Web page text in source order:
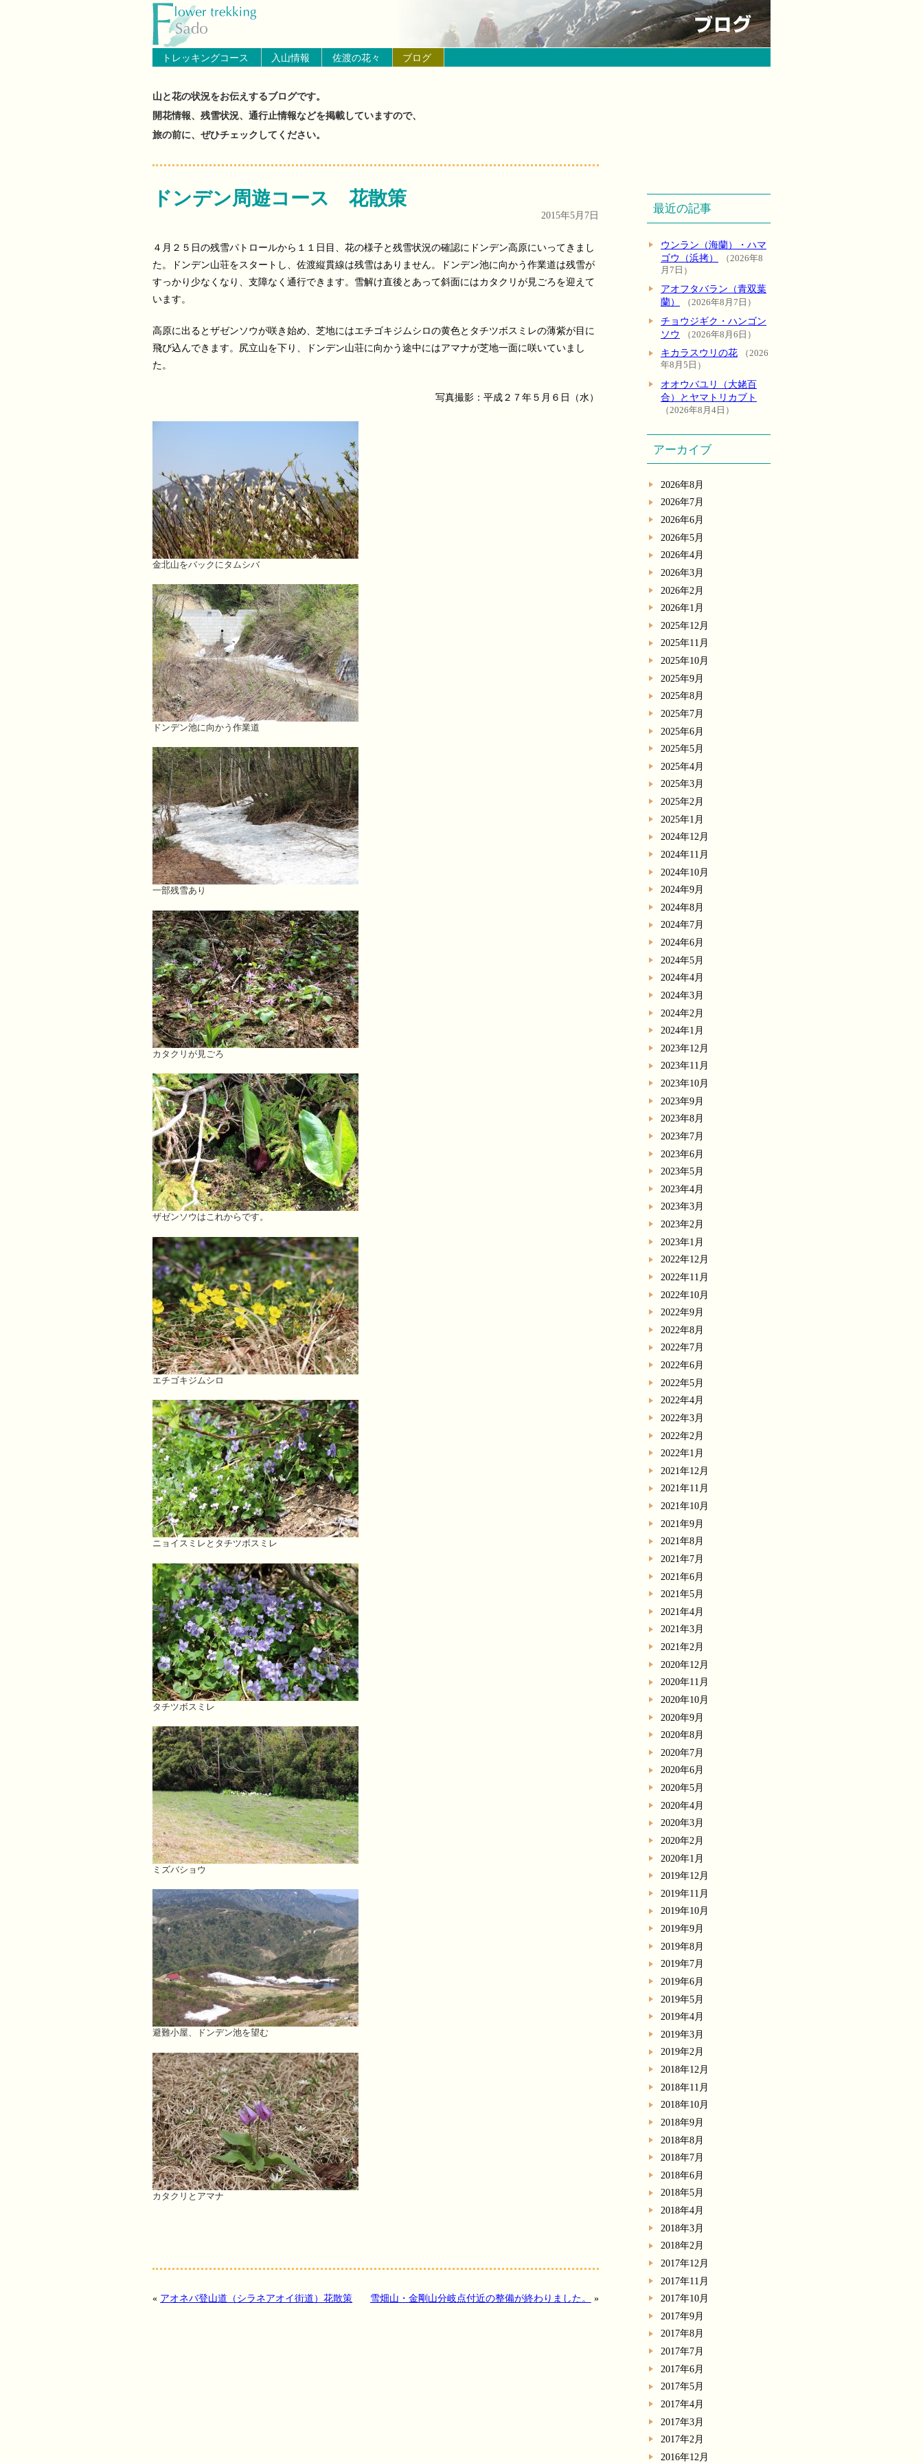
ブログ（佐渡島の山と花の状況）
トレッキングコース 入山情報 佐渡の花々 ブログ
山と花の状況をお伝えするブログです。
開花情報、残雪状況、通行止情報などを掲載していますので、
旅の前に、ぜひチェックしてください。
ドンデン周遊コース 花散策
2015年5月7日
４月２５日の残雪パトロールから１１日目、花の様子と残雪状況の確認にドンデン高原にいってきまし
た。ドンデン山荘をスタートし、佐渡縦貫線は残雪はありません。ドンデン池に向かう作業道は残雪が
すっかり少なくなり、支障なく通行できます。雪解け直後とあって斜面にはカタクリが見ごろを迎えて
います。
高原に出るとザゼンソウが咲き始め、芝地にはエチゴキジムシロの黄色とタチツボスミレの薄紫が目に
飛び込んできます。尻立山を下り、ドンデン山荘に向かう途中にはアマナが芝地一面に咲いていまし
た。
写真撮影：平成２７年５月６日（水）
金北山をバックにタムシバ
ドンデン池に向かう作業道
一部残雪あり
カタクリが見ごろ
ザゼンソウはこれからです。
エチゴキジムシロ
ニョイスミレとタチツボスミレ
タチツボスミレ
ミズバショウ
避難小屋、ドンデン池を望む
カタクリとアマナ
« アオネバ登山道（シラネアオイ街道）花散策 雪畑山・金剛山分岐点付近の整備が終わりました。 »
最近の記事
ウンラン（海蘭）・ハマ
ゴウ（浜拷）
2026年8
月7日
アオフタバラン（青双葉
蘭）
2026年8月7日
チョウジギク・ハンゴン
ソウ
2026年8月6日
キカラスウリの花 2026
年8月5日
オオウバユリ（大姥百
合）とヤマトリカブト
2026年8月4日
アーカイブ
2026年8月
2026年7月
2026年6月
2026年5月
2026年4月
2026年3月
2026年2月
2026年1月
2025年12月
2025年11月
2025年10月
2025年9月
2025年8月
2025年7月
2025年6月
2025年5月
2025年4月
2025年3月
2025年2月
2025年1月
2024年12月
2024年11月
2024年10月
2024年9月
2024年8月
2024年7月
2024年6月
2024年5月
2024年4月
2024年3月
2024年2月
2024年1月
2023年12月
2023年11月
2023年10月
2023年9月
2023年8月
2023年7月
2023年6月
2023年5月
2023年4月
2023年3月
2023年2月
2023年1月
2022年12月
2022年11月
2022年10月
2022年9月
2022年8月
2022年7月
2022年6月
2022年5月
2022年4月
2022年3月
2022年2月
2022年1月
2021年12月
2021年11月
2021年10月
2021年9月
2021年8月
2021年7月
2021年6月
2021年5月
2021年4月
2021年3月
2021年2月
2020年12月
2020年11月
2020年10月
2020年9月
2020年8月
2020年7月
2020年6月
2020年5月
2020年4月
2020年3月
2020年2月
2020年1月
2019年12月
2019年11月
2019年10月
2019年9月
2019年8月
2019年7月
2019年6月
2019年5月
2019年4月
2019年3月
2019年2月
2018年12月
2018年11月
2018年10月
2018年9月
2018年8月
2018年7月
2018年6月
2018年5月
2018年4月
2018年3月
2018年2月
2017年12月
2017年11月
2017年10月
2017年9月
2017年8月
2017年7月
2017年6月
2017年5月
2017年4月
2017年3月
2017年2月
2016年12月
トップページへ戻る